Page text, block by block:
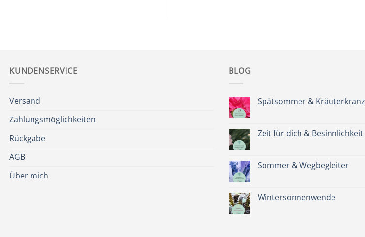
KUNDENSERVICE
Versand
Zahlungsmöglichkeiten
Rückgabe
AGB
Über mich
BLOG
Spätsommer & Kräuterkranz
Spätsommer
&
Zeit für dich & Besinnlichkeit
Zeit
für
Sommer & Wegbegleiter
Sommer
&
Wintersonnenwende